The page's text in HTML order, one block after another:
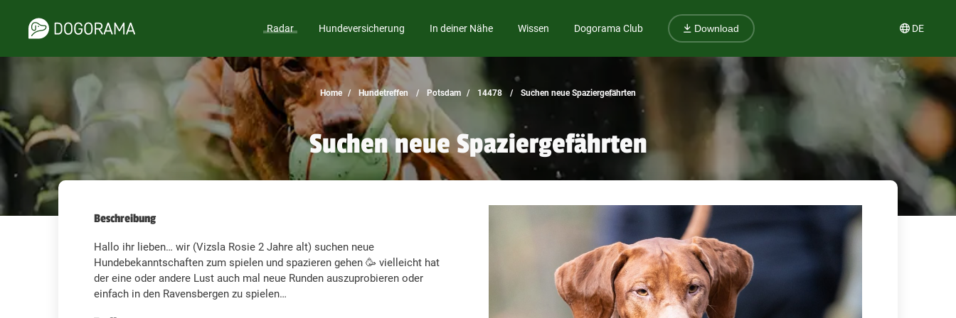
Radar Hundeversicherung In deiner Nähe Wissen Dogorama Club Download DE
Home Hundetreffen Potsdam 14478 Suchen neue Spaziergefährten
Suchen neue Spaziergefährten
Beschreibung
Hallo ihr lieben… wir (Vizsla Rosie 2 Jahre alt) suchen neue
Hundebekanntschaften zum spielen und spazieren gehen 🥳 vielleicht hat
der eine oder andere Lust auch mal neue Runden auszuprobieren oder
einfach in den Ravensbergen zu spielen…